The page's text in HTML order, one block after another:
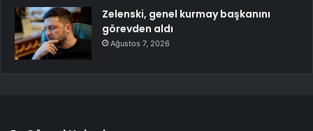
Zelenski, genel kurmay başkanını
görevden aldı
Ağustos 7, 2026